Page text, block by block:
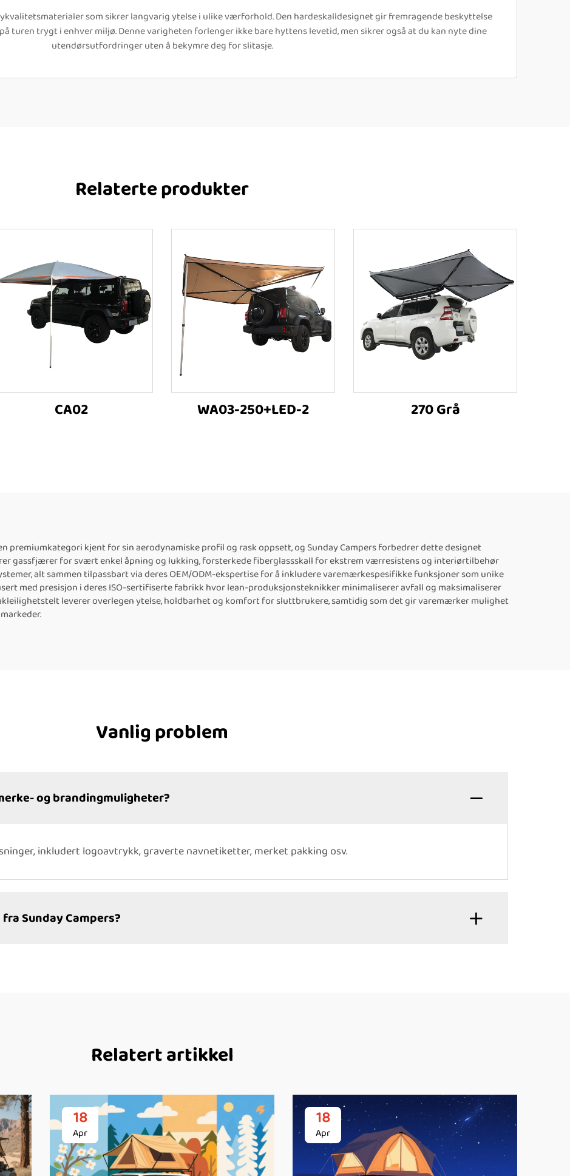
som sikrer langvarig ytelse i ulike værforhold. Den hardeskalldesignet gir fremragende beskyttelse
turen trygt i enhver miljø. Denne varigheten forlenger ikke bare hyttens levetid, men sikrer også at du kan nyte dine
utendørsutfordringer uten å bekymre deg for slitasje.
Relaterte produkter
CA02 WA03-250+LED-2 270 Grå
premiumkategori kjent for sin aerodynamiske profil og rask oppsett, og Sunday Campers forbedrer dette designet
gassfjærer for svært enkel åpning og lukking, forsterkede fiberglassskall for ekstrem værresistens og interiørtilbehør
alt sammen tilpassbart via deres OEM/ODM-ekspertise for å inkludere varemærkespesifikke funksjoner som unike
med presisjon i deres ISO-sertifiserte fabrikk hvor lean-produksjonsteknikker minimaliserer avfall og maksimaliserer
leverer overlegen ytelse, holdbarhet og komfort for sluttbrukere, samtidig som det gir varemærker mulighet
Vanlig problem
og brandingmuligheter?
inkludert logoavtrykk, graverte navnetiketter, merket pakking osv.
Sunday Campers?
Relatert artikkel
18
Apr
18
Apr